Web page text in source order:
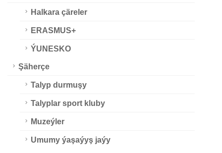
Halkara çäreler
ERASMUS+
ÝUNESKO
Şäherçe
Talyp durmuşy
Talyplar sport kluby
Muzeýler
Umumy ýaşaýyş jaýy